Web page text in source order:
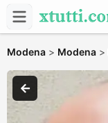
Modena > Modena >